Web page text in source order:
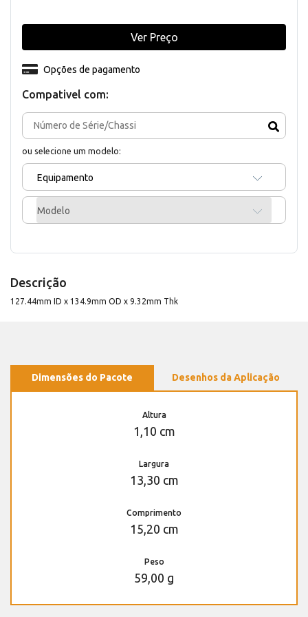
Compativel com:
ou selecione um modelo:
Equipamento
Modelo
Opções de pagamento
Ver Preço
Descrição
127.44mm ID x 134.9mm OD x 9.32mm Thk
Dimensões do Pacote Desenhos da Aplicação
Altura
1,10 cm
Largura
13,30 cm
Comprimento
15,20 cm
Peso
59,00 g